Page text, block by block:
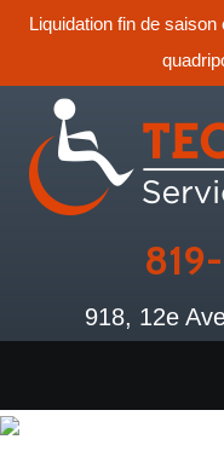
Liquidation fin de
918, 12e